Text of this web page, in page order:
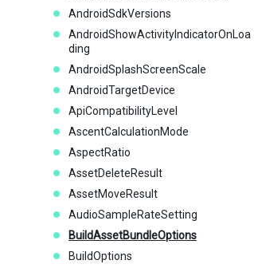
AndroidSdkVersions
AndroidShowActivityIndicatorOnLoa
ding
AndroidSplashScreenScale
AndroidTargetDevice
ApiCompatibilityLevel
AscentCalculationMode
AspectRatio
AssetDeleteResult
AssetMoveResult
AudioSampleRateSetting
BuildAssetBundleOptions
BuildOptions